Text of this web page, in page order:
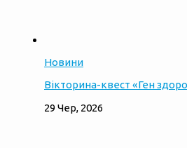
Новини
Вікторина-квест «Ген
29 Чер, 2026